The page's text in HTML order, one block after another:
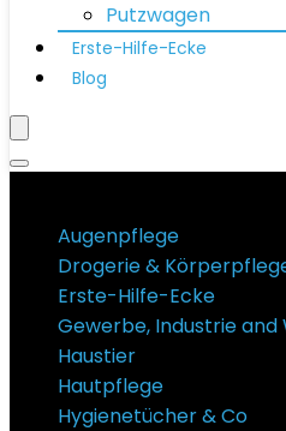
Putzwagen
Erste-Hilfe-Ecke
Blog
Augenpflege
Drogerie &
Erste-Hilfe-Ecke
Gewerbe, Industrie and
Haustier
Hautpflege
Hygienetücher & Co